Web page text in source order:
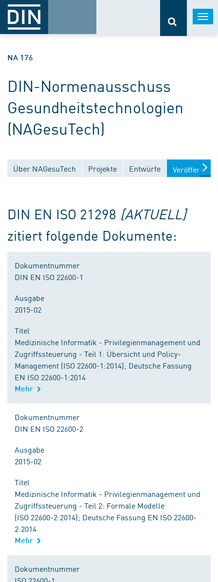
NA 176
DIN-Normenausschuss
Gesundheitstechnologien
(NAGesuTech)
Über NAGesuTech Projekte Entwürfe
DIN EN ISO 21298 [AKTUELL]
zitiert folgende Dokumente:
Dokumentnummer
DIN EN ISO 22600-1
Ausgabe
2015-02
Titel
Medizinische Informatik - Privilegienmanagement und
Zugriffssteuerung - Teil 1: Übersicht und Policy-
Management (ISO 22600-1:2014); Deutsche Fassung
EN ISO 22600-1:2014
Mehr
Dokumentnummer
DIN EN ISO 22600-2
Ausgabe
2015-02
Titel
Medizinische Informatik - Privilegienmanagement und
Zugriffssteuerung - Teil 2: Formale Modelle
(ISO 22600-2:2014); Deutsche Fassung EN ISO 22600-
2:2014
Mehr
Dokumentnummer